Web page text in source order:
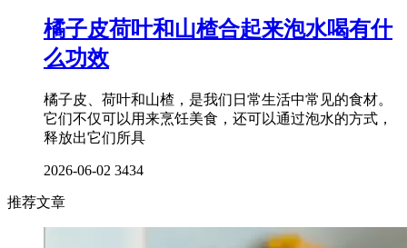
橘子皮荷叶和山楂合起来泡水喝有什
么功效
橘子皮、荷叶和山楂，是我们日常生活中常见的食材。
它们不仅可以用来烹饪美食，还可以通过泡水的方式，
释放出它们所具
2026-06-02 3434
推荐文章